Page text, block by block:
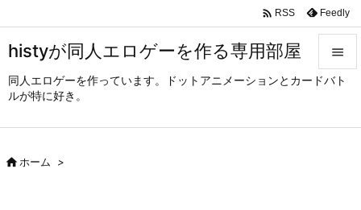
histyが同人エロゲーを作る専用部屋
同人エロゲーを作っています。ドットアニメーションとカードバト
ルが特に好き。



 RSS Feedly
ホーム >